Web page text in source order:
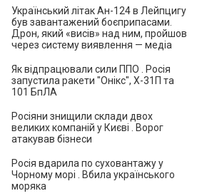
Український літак Ан-124 в Лейпцигу
був завантажений боєприпасами.
Дрон, який «висів» над ним, пройшов
через систему виявлення — медіа
Як відпрацювали сили ППО . Росія
запустила ракети "Онікс", Х-31П та
101 БпЛА
Росіяни знищили склади двох
великих компаній у Києві . Ворог
атакував бізнеси
Росія вдарила по суховантажу у
Чорному морі . Вбила українського
моряка